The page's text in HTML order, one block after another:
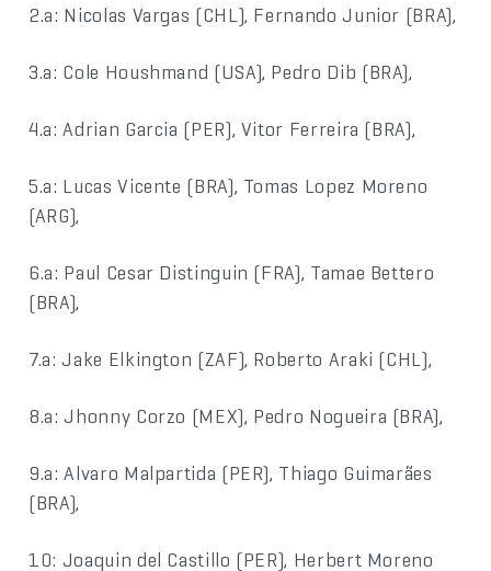
2.a: Nicolas Vargas (CHL), Fernando Junior (BRA),
3.a: Cole Houshmand (USA), Pedro Dib (BRA),
4.a: Adrian Garcia (PER), Vitor Ferreira (BRA),
5.a: Lucas Vicente (BRA), Tomas Lopez Moreno
(ARG),
6.a: Paul Cesar Distinguin (FRA), Tamae Bettero
(BRA),
7.a: Jake Elkington (ZAF), Roberto Araki (CHL),
8.a: Jhonny Corzo (MEX), Pedro Nogueira (BRA),
9.a: Alvaro Malpartida (PER), Thiago Guimarães
(BRA),
10: Joaquin del Castillo (PER), Herbert Moreno